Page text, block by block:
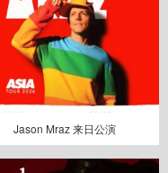
Jason Mraz 来日公演